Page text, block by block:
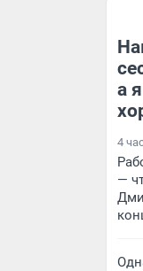
а
4
—